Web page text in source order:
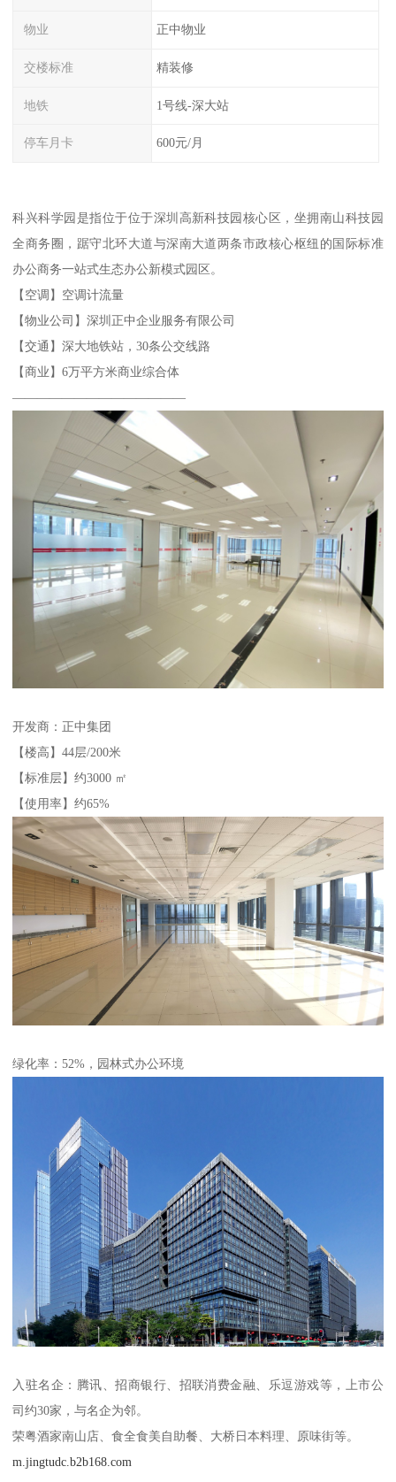
物业 正中物业
交楼标准 精装修
地铁 1号线-深大站
停车月卡 600元/月
科兴科学园是指位于位于深圳高新科技园核心区，坐拥南山科技园
全商务圈，踞守北环大道与深南大道两条市政核心枢纽的国际标准
办公商务一站式生态办公新模式园区。
【空调】空调计流量
【物业公司】深圳正中企业服务有限公司
【交通】深大地铁站，30条公交线路
【商业】6万平方米商业综合体
——————————————
开发商：正中集团
【楼高】44层/200米
【标准层】约3000 ㎡
【使用率】约65%
绿化率：52%，园林式办公环境
入驻名企：腾讯、招商银行、招联消费金融、乐逗游戏等，上市公
司约30家，与名企为邻。
荣粤酒家南山店、食全食美自助餐、大桥日本料理、原味街等。
m.jingtudc.b2b168.com